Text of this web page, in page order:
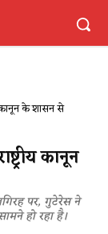
के शासन से
कानून
पर, गुटेरेस ने
हो रहा है।